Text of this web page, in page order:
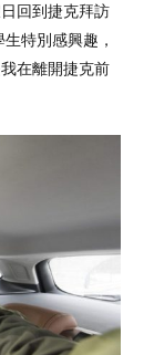
回到捷克拜訪
特別感興趣，
在離開捷克前